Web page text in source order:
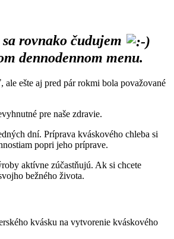
rovnako čudujem
dennodennom menu.
ešte aj pred pár rokmi bola považované
pre naše zdravie.
dní. Príprava kváskového chleba si
popri jeho príprave.
aktívne zúčastňujú. Ak si chcete
bežného života.
kvásku na vytvorenie kváskového